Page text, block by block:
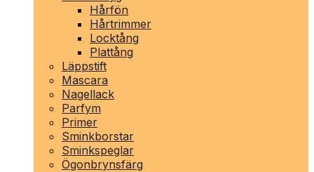
Hårfön
Hårtrimmer
Locktång
Plattång
Läppstift
Mascara
Nagellack
Parfym
Primer
Sminkborstar
Sminkspeglar
Ögonbrynsfärg